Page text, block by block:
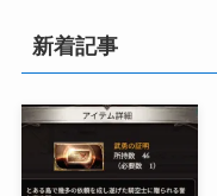
新着記事